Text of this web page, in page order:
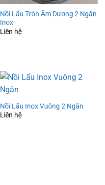
Nồi Lẩu Tròn Âm Dương 2 Ngăn
Inox
Liên hệ
Nồi Lẩu Inox Vuông 2 Ngăn
Liên hệ